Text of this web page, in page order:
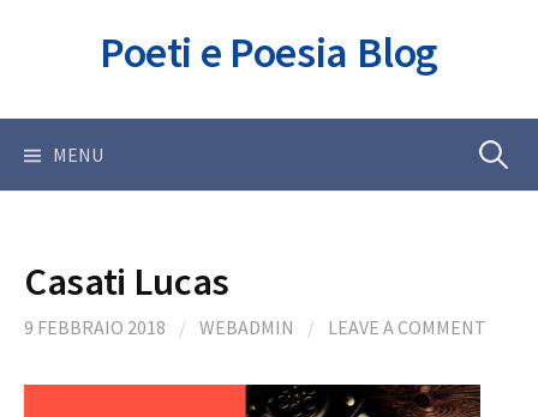
Poeti e Poesia Blog
MENU Ricerca
Casati Lucas
9 FEBBRAIO 2018 / WEBADMIN / LEAVE A COMMENT